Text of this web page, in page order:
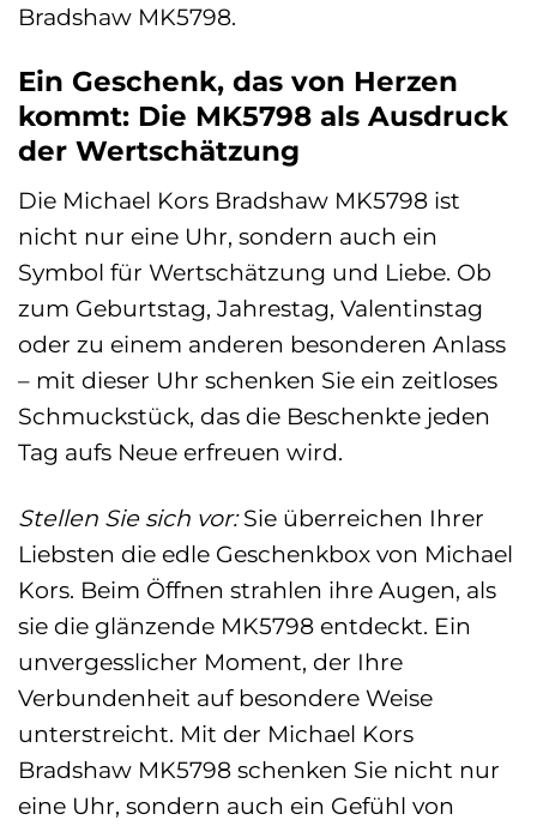
Bradshaw MK5798.
Ein Geschenk, das von Herzen
kommt: Die MK5798 als Ausdruck
der Wertschätzung
Die Michael Kors Bradshaw MK5798 ist
nicht nur eine Uhr, sondern auch ein
Symbol für Wertschätzung und Liebe. Ob
zum Geburtstag, Jahrestag, Valentinstag
oder zu einem anderen besonderen Anlass
– mit dieser Uhr schenken Sie ein zeitloses
Schmuckstück, das die Beschenkte jeden
Tag aufs Neue erfreuen wird.
Stellen Sie sich vor:Sie überreichen Ihrer
Liebsten die edle Geschenkbox von Michael
Kors. Beim Öffnen strahlen ihre Augen, als
sie die glänzende MK5798 entdeckt. Ein
unvergesslicher Moment, der Ihre
Verbundenheit auf besondere Weise
unterstreicht. Mit der Michael Kors
Bradshaw MK5798 schenken Sie nicht nur
eine Uhr, sondern auch ein Gefühl von